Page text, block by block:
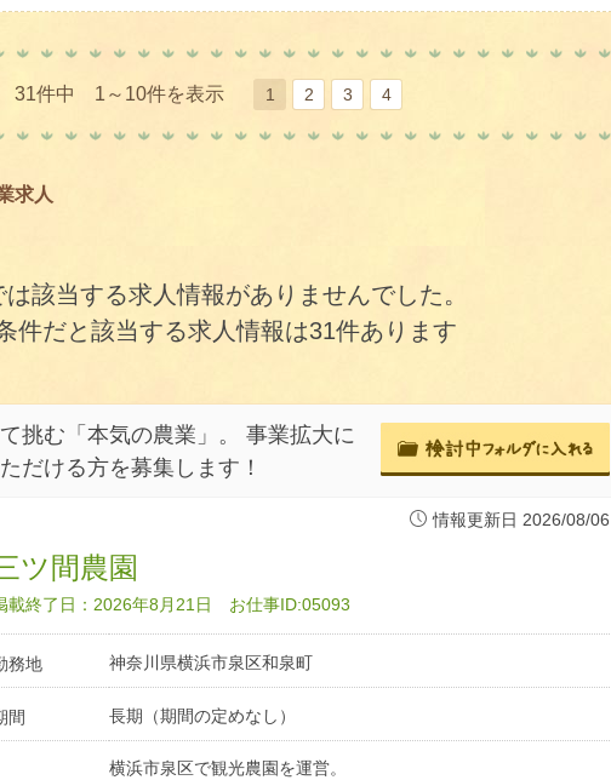
31件中 1～10件を表示 1 2 3 4
求人
該当する求人情報がありませんでした。
件だと該当する求人情報は31件あります
挑む「本気の農業」。 事業拡大に
だける方を募集します！
情報更新日 2026/08/06
ツ間農園
載終了日：2026年8月21日 お仕事ID:05093
務地 神奈川県横浜市泉区和泉町
間 長期（期間の定めなし）
横浜市泉区で観光農園を運営。